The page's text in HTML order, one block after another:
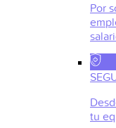
Por
tu